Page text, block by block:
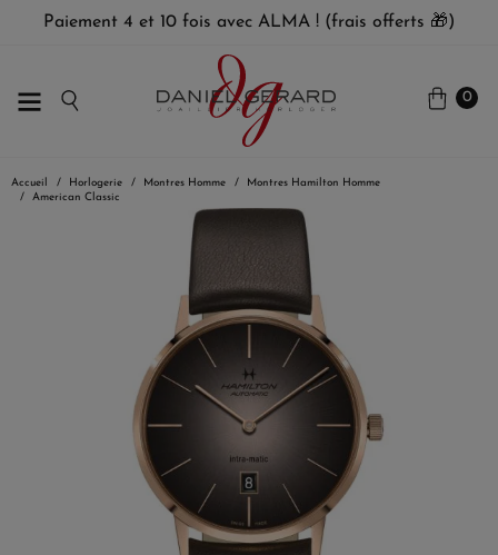
Paiement 4 et 10 fois avec ALMA ! (frais offerts 🎁)
0
Accueil Horlogerie Montres Homme
Montres Hamilton Homme
American Classic